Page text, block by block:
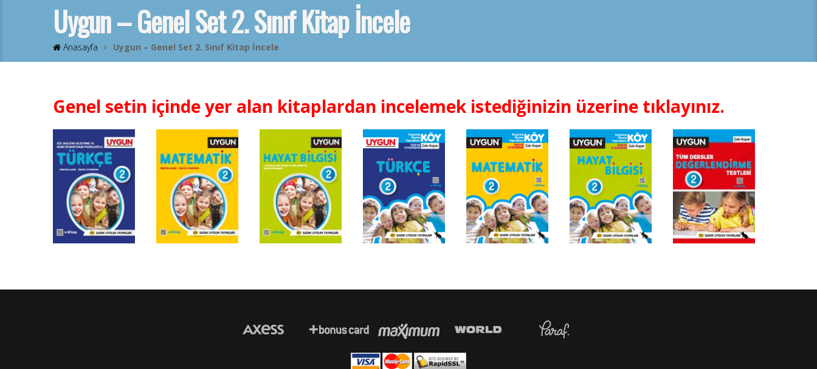
Uygun – Genel Set 2. Sınıf Kitap İncele
Anasayfa Uygun – Genel Set 2. Sınıf Kitap İncele
Genel setin içinde yer alan kitaplardan incelemek istediğinizin üzerine tıklayınız.